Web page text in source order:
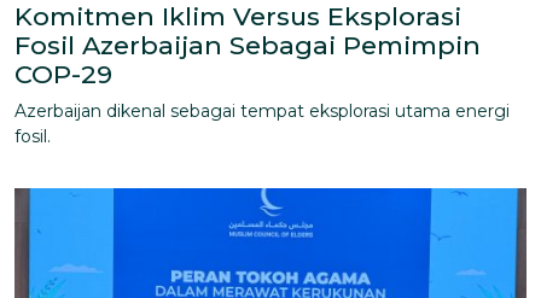
Komitmen Iklim Versus Eksplorasi
Fosil Azerbaijan Sebagai Pemimpin
COP-29
Azerbaijan dikenal sebagai tempat eksplorasi utama energi
fosil.